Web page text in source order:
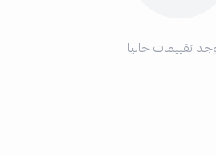
تقييمات حاليا